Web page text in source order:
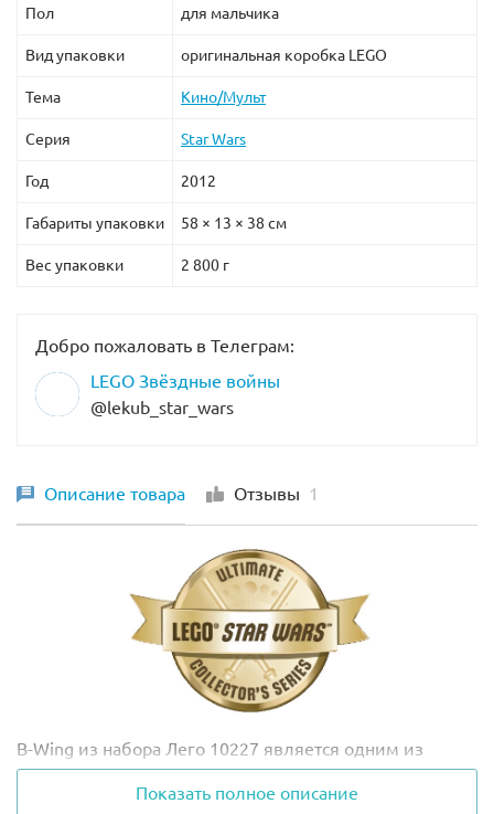
Пол для мальчика
Вид упаковки оригинальная коробка LEGO
Тема Кино/Мульт
Серия Star Wars
Год 2012
Габариты упаковки 58 × 13 × 38 см
Вес упаковки 2 800 г
Добро пожаловать в Телеграм:
LEGO Звёздные войны
@lekub_star_wars
Описание товара Отзывы 1
B-Wing из набора Лего 10227 является одним из
наиболее тяжеловооруженных истребителей
восстания. Его удивительная конструкция
Показать полное описание